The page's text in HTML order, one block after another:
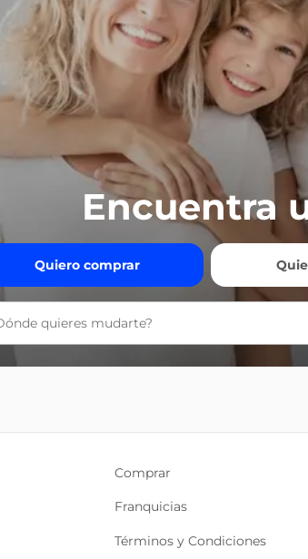
Encuentra
Quiero comprar
Comprar
Franquicias
Términos y Condiciones